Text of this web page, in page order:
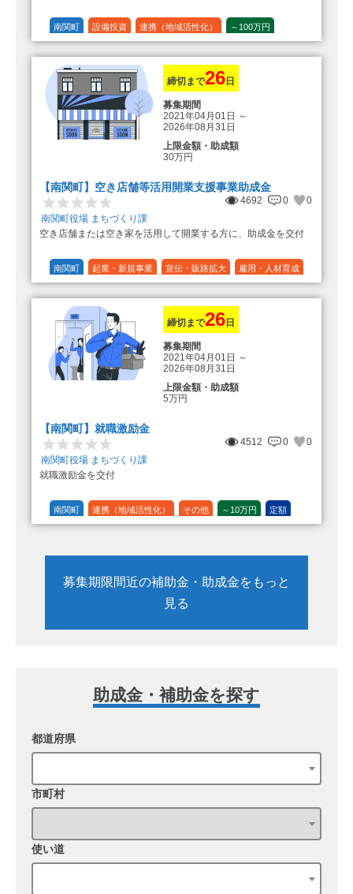
（3）住宅リフォーム 経費の20％
の額（限度額50万円）
（最大で50万円＋25万円加算＝75万
南関町 設備投資 連携（地域活性化） ～100万円
締切まで26 日
募集期間
2021年04月01日 ～
2026年08月31日
上限金額・助成額
30万円
【南関町】空き店舗等活用開業支援事業助成金
4692 0
0
南関町役場 まちづくり課
空き店舗または空き家を活用して開業する方に、助成金を交付
南関町 起業・新規事業 宣伝・販路拡大 雇用・人材育成
1/3 (33%)
締切まで26日
募集期間
2021年04月01日 ～
2026年08月31日
上限金額・助成額
5万円
【南関町】就職激励金
4512 0
0
南関町役場 まちづくり課
就職激励金を交付
南関町 連携（地域活性化） その他 ～10万円 定額
募集期限間近の補助金・助成金をもっと
見る
助成金・補助金を探す
都道府県
市町村
使い道